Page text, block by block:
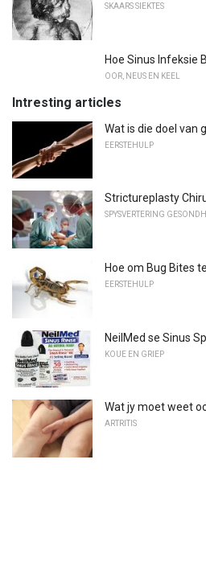
SKAARS SIEKTES
Hoe Sinus Infeksie
OOR, NEUS EN KEEL
Intresting articles
Wat is die doel van
EERSTEHULP
Strictureplasty
SPYSVERTERING
Hoe om Bug Bites
EERSTEHULP
NeilMed se Sinus
KOUE EN GRIEP
Wat jy moet weet
ARTRITIS